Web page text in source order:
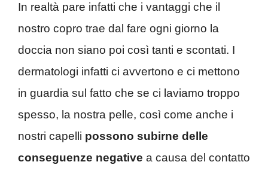
In realtà pare infatti che i vantaggi che il
nostro copro trae dal fare ogni giorno la
doccia non siano poi così tanti e scontati. I
dermatologi infatti ci avvertono e ci mettono
in guardia sul fatto che se ci laviamo troppo
spesso, la nostra pelle, così come anche i
nostri capelli possono subirne delle
conseguenze negative a causa del contatto